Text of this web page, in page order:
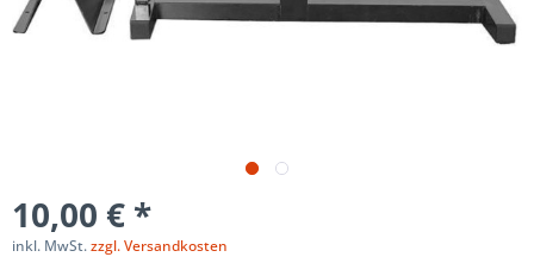
10,00 € *
inkl. MwSt.zzgl. Versandkosten